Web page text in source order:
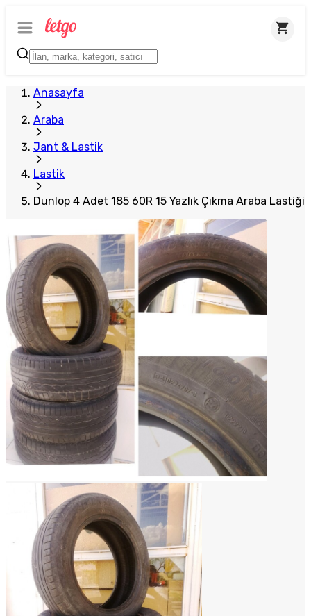
Anasayfa
Araba
Jant & Lastik
Lastik
Dunlop 4 Adet 185 60R 15 Yazlık Çıkma Araba Lastiği
Plus Satıcı